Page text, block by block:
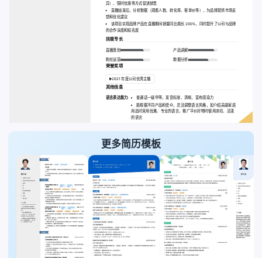
异）、限时优惠等方式促进销售
直播结束后，分析数据（观看人数、转化率、客单价等），为品牌提供市场反
馈和优化建议
该项目实现品牌产品在直播期间销量同比增长 200%，同时提升了公司与品牌
的合作深度和知名度
技能专长
直播策划 产品讲解
粉丝运营 数据分析
荣誉奖项
2021 年度公司优秀主播
其他信息
语言表达能力: 普通话一级甲等，发音标准、清晰，富有感染力
能根据不同产品和受众，灵活调整语言风格，如介绍高端家居
用品时采用优雅、专业的语言，推广平价好物时使用亲切、活泼
的语言
更多简历模板